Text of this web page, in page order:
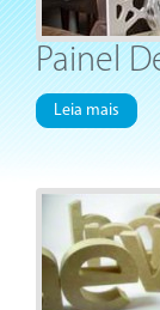
Painel
Leia mais